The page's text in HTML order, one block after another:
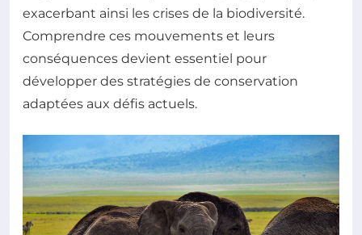
exacerbant ainsi les crises de la biodiversité.
Comprendre ces mouvements et leurs
conséquences devient essentiel pour
développer des stratégies de conservation
adaptées aux défis actuels.